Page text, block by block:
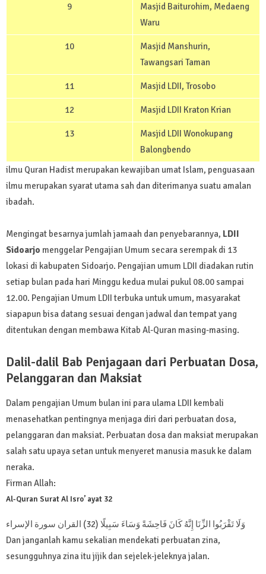
9
Masjid Baiturohim, Medaeng
Waru
10
Masjid Manshurin,
Tawangsari Taman
11 Masjid LDII, Trosobo
12 Masjid LDII Kraton Krian
13
Masjid LDII Wonokupang
Balongbendo
ilmu Quran Hadist merupakan kewajiban umat Islam, penguasaan
ilmu merupakan syarat utama sah dan diterimanya suatu amalan
ibadah.
Mengingat besarnya jumlah jamaah dan penyebarannya, LDII
Sidoarjo menggelar Pengajian Umum secara serempak di 13
lokasi di kabupaten Sidoarjo. Pengajian umum LDII diadakan rutin
setiap bulan pada hari Minggu kedua mulai pukul 08.00 sampai
12.00. Pengajian Umum LDII terbuka untuk umum, masyarakat
siapapun bisa datang sesuai dengan jadwal dan tempat yang
ditentukan dengan membawa Kitab Al-Quran masing-masing.
Dalil-dalil Bab Penjagaan dari Perbuatan Dosa,
Pelanggaran dan Maksiat
Dalam pengajian Umum bulan ini para ulama LDII kembali
menasehatkan pentingnya menjaga diri dari perbuatan dosa,
pelanggaran dan maksiat. Perbuatan dosa dan maksiat merupakan
salah satu upaya setan untuk menyeret manusia masuk ke dalam
neraka.
Firman Allah:
Al-Quran Surat Al Isro’ ayat 32
وَلَا تَقْرَبُوا الزِّنَا إِنَّهُ كَانَ فَاحِشَةً وَسَاءَ سَبِيلًا (32) القران سورة الإسراء
Dan janganlah kamu sekalian mendekati perbuatan zina,
sesungguhnya zina itu jijik dan sejelek-jeleknya jalan.